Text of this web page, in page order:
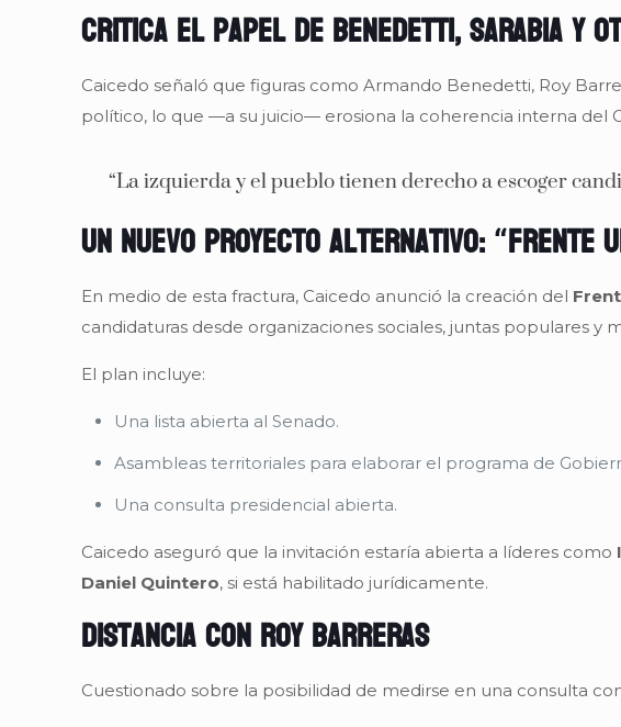
Critica el papel de Benedetti, Sarabia y
Caicedo señaló que figuras como Armando Benedetti, Roy
político, lo que —a su juicio— erosiona la coherencia interna del
“La izquierda y el pueblo tienen derecho a escoger
Un nuevo proyecto alternativo: “Frente
En medio de esta fractura, Caicedo anunció la creación del
candidaturas desde organizaciones sociales, juntas populares y
El plan incluye:
Una lista abierta al Senado.
Asambleas territoriales para elaborar el programa de
Una consulta presidencial abierta.
Caicedo aseguró que la invitación estaría abierta a líderes como
Daniel Quintero, si está habilitado jurídicamente.
Distancia con Roy Barreras
Cuestionado sobre la posibilidad de medirse en una consulta